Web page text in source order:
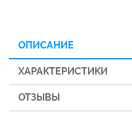
ОПИСАНИЕ
ХАРАКТЕРИСТИКИ
ОТЗЫВЫ